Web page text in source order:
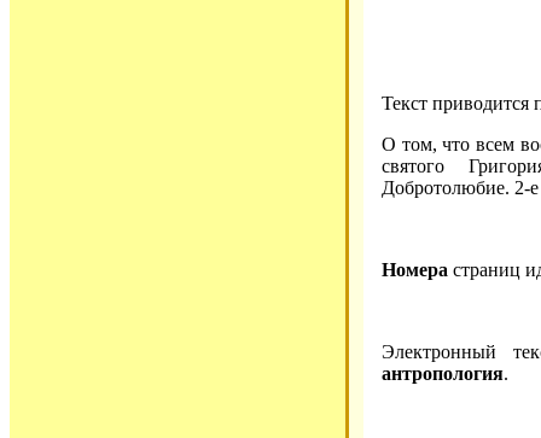
Текст приводится
О том, что всем
святого
Добротолюбие. 2-
Номера страниц
Электронный
антропология.